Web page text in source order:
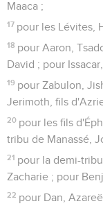
Maaca ;
17 pour les Lévites,
18 pour Aaron,
David ; pour
19 pour Zabulon,
Jerimoth, fils
20 pour les fils
tribu de Manassé,
21 pour la demi-
Zacharie ; pour
22 pour Dan,